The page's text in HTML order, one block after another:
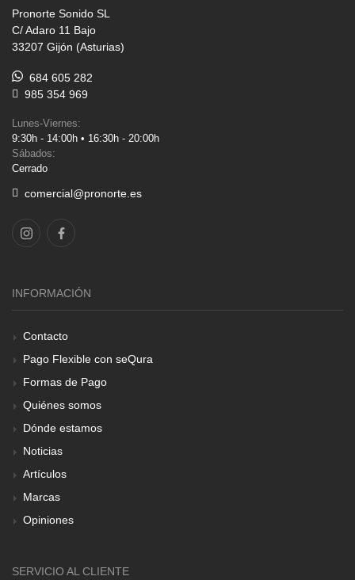
Pronorte Sonido SL
C/ Adaro 11 Bajo
33207 Gijón (Asturias)
684 605 282
985 354 969
Lunes-Viernes:
9:30h - 14:00h • 16:30h - 20:00h
Sábados:
Cerrado
comercial@pronorte.es
INFORMACIÓN
Contacto
Pago Flexible con seQura
Formas de Pago
Quiénes somos
Dónde estamos
Noticias
Artículos
Marcas
Opiniones
SERVICIO AL CLIENTE